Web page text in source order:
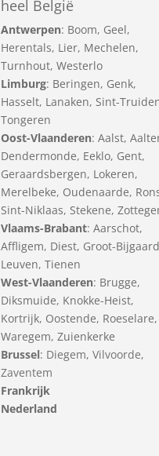
heel België
Antwerpen: Boom, Geel,
Herentals, Lier, Mechelen,
Turnhout,Westerlo
Limburg: Beringen, Genk,
Hasselt, Lanaken, Sint-
Tongeren
Oost-Vlaanderen:Aalst,
Dendermonde, Eeklo, Gent,
Geraardsbergen, Lokeren,
Merelbeke, Oudenaarde,
Sint-Niklaas, Stekene,
Vlaams-Brabant:Aarschot,
Affligem, Diest, Groot-
Leuven,Tienen
West-Vlaanderen: Brugge,
Diksmuide, Knokke-Heist,
Kortrijk, Oostende, Roeselare,
Waregem,Zuienkerke
Brussel: Diegem, Vilvoorde,
Zaventem
Frankrijk
Nederland